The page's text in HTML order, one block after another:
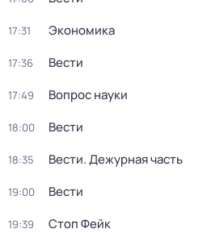
17:31 Экономика
17:36 Вести
17:49 Вопрос науки
18:00 Вести
18:35 Вести. Дежурная часть
19:00 Вести
19:39 Стоп Фейк